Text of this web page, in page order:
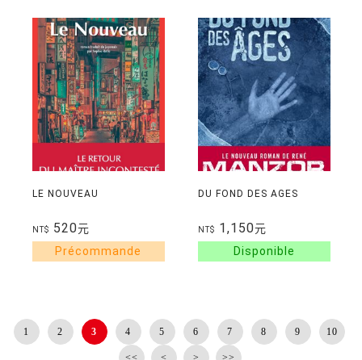
LE NOUVEAU
NT$ 520元
DU FOND DES AGES
NT$ 1,150元
1 2 3 4 5 6 7 8 9 10
<< < > >>